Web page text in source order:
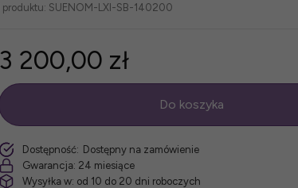
produktu: SUENOM-LXI-SB-140200
3 200,00 zł
szt.
Do koszyka
Dostępność: Dostępny na zamówienie
Gwarancja: 24 miesiące
Wysyłka w: od 10 do 20 dni roboczych